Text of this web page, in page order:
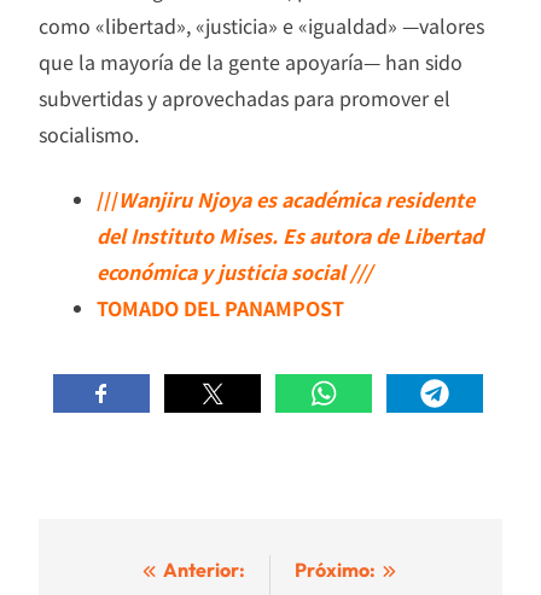
como «libertad», «justicia» e «igualdad» —valores
que la mayoría de la gente apoyaría— han sido
subvertidas y aprovechadas para promover el
socialismo.
///Wanjiru Njoya es académica residente
del Instituto Mises. Es autora de Libertad
económica y justicia social ///
TOMADO DEL PANAMPOST
Navegación
Anterior:
Próximo: